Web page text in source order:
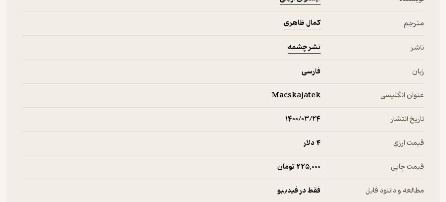
مترجم کمال ظاهری
ناشر نشر چشمه
زبان فارسی
عنوان انگلیسی Macskajatek
تاریخ انتشار ۱۴۰۰/۰۳/۲۴
قیمت ارزی 4 دلار
قیمت چاپی 225,000 تومان
مطالعه و دانلود فایل فقط در فیدیبو